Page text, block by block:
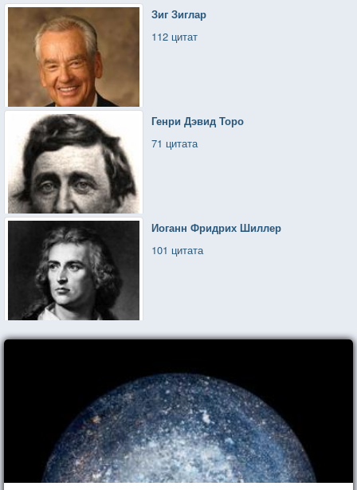
Зиг Зиглар
112 цитат
Генри Дэвид Торо
71 цитата
Иоганн Фридрих Шиллер
101 цитата